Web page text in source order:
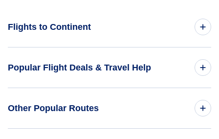
Flights to Continent
Flights to Caribbean
Popular Flight Deals & Travel Help
Other Popular Routes